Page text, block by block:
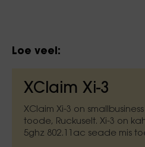
Loe veel:
XClaim Xi-3
XClaim Xi-3 on
toode, Ruckuselt. Xi-3 on
5ghz 802.11ac seade mis